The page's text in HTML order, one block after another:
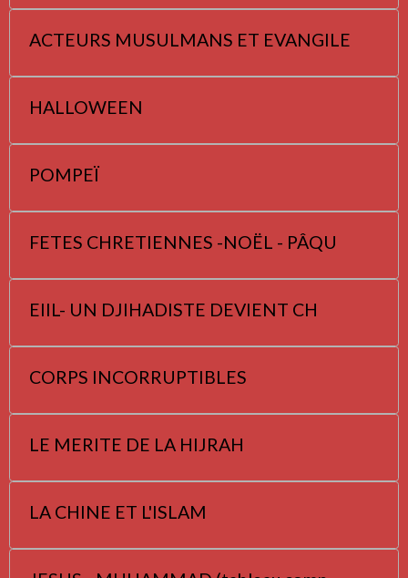
ACTEURS MUSULMANS ET EVANGILE
HALLOWEEN
POMPEÏ
FETES CHRETIENNES -NOËL - PÂQU
EIIL- UN DJIHADISTE DEVIENT CH
CORPS INCORRUPTIBLES
LE MERITE DE LA HIJRAH
LA CHINE ET L'ISLAM